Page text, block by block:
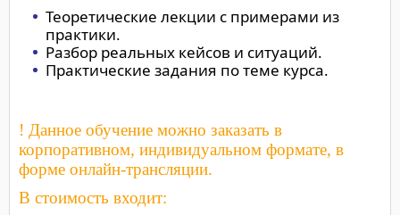
Теоретические лекции с примерами из
практики.
Разбор реальных кейсов и ситуаций.
Практические задания по теме курса.
! Данное обучение можно заказать в
корпоративном, индивидуальном формате, в
форме онлайн-трансляции.
В стоимость входит: